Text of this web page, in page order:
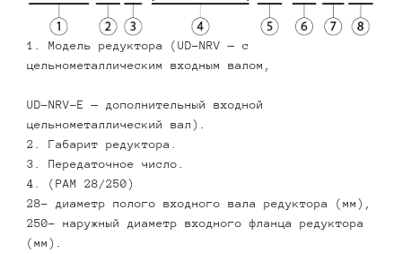
1. Модель редуктора (UD-NRV — с
цельнометаллическим входным валом,
UD-NRV-E — дополнительный входной
цельнометаллический вал).
2. Габарит редуктора.
3. Передаточное число.
4. (PAM 28/250)
28- диаметр полого входного вала редуктора (мм),
250- наружный диаметр входного фланца редуктора
(мм).